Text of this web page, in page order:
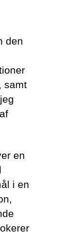
den
samt
en
i en